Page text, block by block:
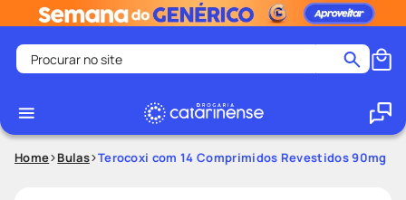
Procurar no site
1
2º
medley
Home Bulas Terocoxi com 14 Comprimidos Revestidos 90mg